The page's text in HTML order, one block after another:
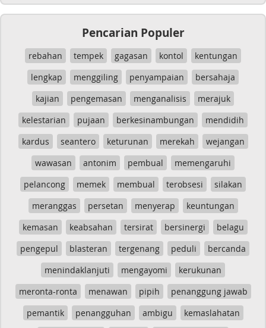
Pencarian Populer
rebahan tempek gagasan kontol
kentungan
lengkap
menggiling penyampaian
bersahaja
kajian
pengemasan menganalisis
merajuk
kelestarian
pujaan berkesinambungan
mendidih
kardus
seantero keturunan merekah
wejangan
wawasan
antonim pembual
memengaruhi
pelancong
memek membual terobsesi
silakan
meranggas
persetan menyerap
keuntungan
kemasan
keabsahan tersirat bersinergi
belagu
pengepul
blasteran tergenang peduli
bercanda
menindaklanjuti
mengayomi
kerukunan
meronta-ronta
menawan pipih
penanggung jawab
pemantik
penangguhan ambigu
kemaslahatan